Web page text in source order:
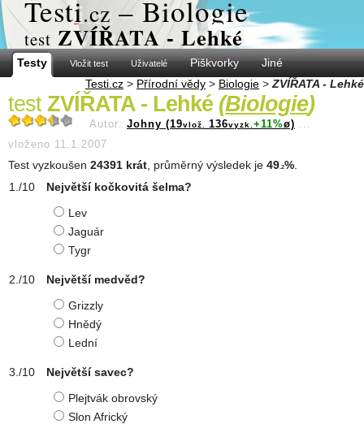
Testi.cz – Biologie
test ZVÍŘATA - Lehké
Testy Vložit test Uživatelé Piškvorky
Jiné
Testi.cz > Přírodní vědy > Biologie > ZVÍŘATA - Lehké
test ZVÍŘATA - Lehké (Biologie)
Autor: Johny (19vlož. 136vyzk. +11%ø) ...
vloženo 11.1.2007
Test vyzkoušen 24391 krát , průměrný výsledek je 49 .2%
Největší kočkovitá šelma?
Lev
Jaguár
Tygr
Největší medvěd?
Grizzly
Hnědý
Lední
Největší savec?
Plejtvák obrovský
Slon Africký